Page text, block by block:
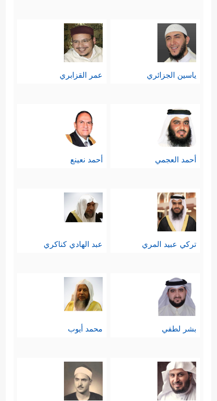
ياسين الجزائري عمر القزابري
أحمد العجمي أحمد نعينع
تركي عبيد المري عبد الهادي كناكري
بشر لطفي محمد أيوب